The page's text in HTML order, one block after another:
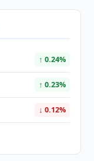
↑ 0.24%
↑ 0.23%
↓ 0.12%